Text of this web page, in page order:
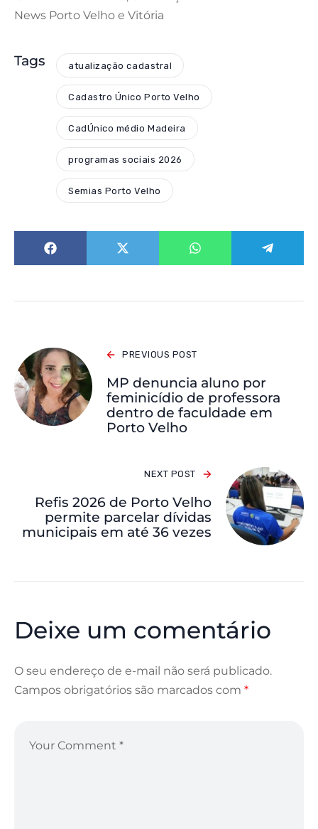
News Porto Velho e Vitória
Tags atualização cadastral
Cadastro Único Porto Velho
CadÚnico médio Madeira
programas sociais 2026
Semias Porto Velho
PREVIOUS POST
MP denuncia aluno por
feminicídio de professora
dentro de faculdade em
Porto Velho
NEXT POST
Refis 2026 de Porto Velho
permite parcelar dívidas
municipais em até 36 vezes
Deixe um comentário
O seu endereço de e-mail não será publicado.
Campos obrigatórios são marcados com *